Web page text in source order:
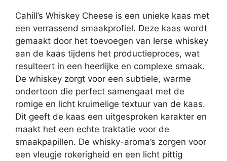
Cahill’s Whiskey Cheese is een unieke kaas met
een verrassend smaakprofiel. Deze kaas wordt
gemaakt door het toevoegen van Ierse whiskey
aan de kaas tijdens het productieproces, wat
resulteert in een heerlijke en complexe smaak.
De whiskey zorgt voor een subtiele, warme
ondertoon die perfect samengaat met de
romige en licht kruimelige textuur van de kaas.
Dit geeft de kaas een uitgesproken karakter en
maakt het een echte traktatie voor de
smaakpapillen. De whisky-aroma’s zorgen voor
een vleugje rokerigheid en een licht pittig